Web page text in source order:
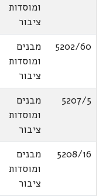
ומוסדות
ציבור
5202/60
מבנים
ומוסדות
ציבור
5207/5
מבנים
ומוסדות
ציבור
5208/16
מבנים
ומוסדות
ציבור